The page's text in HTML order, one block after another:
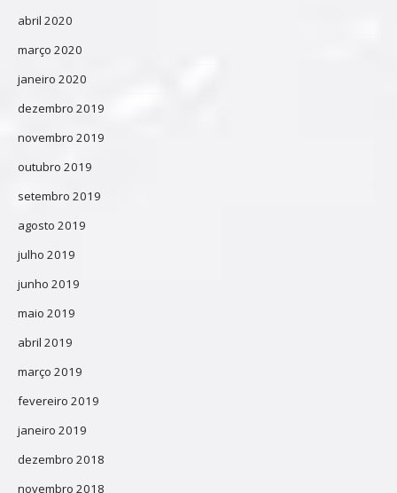
abril 2020
março 2020
janeiro 2020
dezembro 2019
novembro 2019
outubro 2019
setembro 2019
agosto 2019
julho 2019
junho 2019
maio 2019
abril 2019
março 2019
fevereiro 2019
janeiro 2019
dezembro 2018
novembro 2018